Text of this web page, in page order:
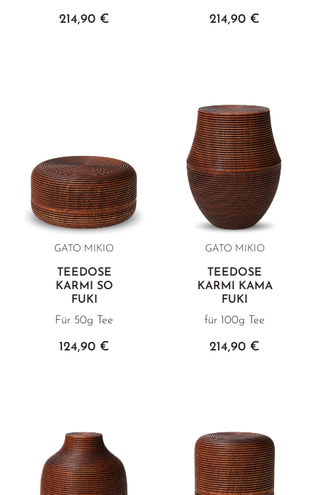
214,90 € 214,90 €
GATO MIKIO
TEEDOSE
KARMI SO
FUKI
Für 50g Tee
124,90 €
GATO MIKIO
TEEDOSE
KARMI KAMA
FUKI
für 100g Tee
214,90 €